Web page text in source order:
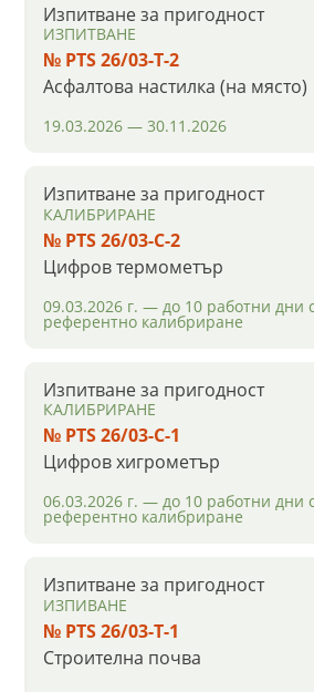
Изпитване за пригодност
ИЗПИТВАНЕ
№ PTS 26/03-Т-2
Асфалтова настилка (на място)
19.03.2026 — 30.11.2026
Изпитване за пригодност
КАЛИБРИРАНЕ
№ PTS 26/03-C-2
Цифров термометър
09.03.2026 г. — до 10 работни дни
референтно калибриране
Изпитване за пригодност
КАЛИБРИРАНЕ
№ PTS 26/03-C-1
Цифров хигрометър
06.03.2026 г. — до 10 работни дни
референтно калибриране
Изпитване за пригодност
ИЗПИВАНЕ
№ PTS 26/03-Т-1
Строителна почва